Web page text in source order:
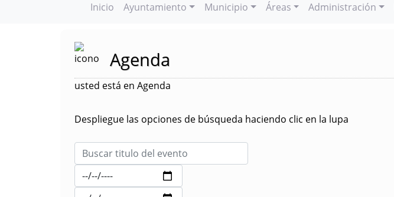
Inicio Ayuntamiento Municipio Áreas Administración
Agenda
usted está en Agenda
Despliegue las opciones de búsqueda haciendo clic en la lupa